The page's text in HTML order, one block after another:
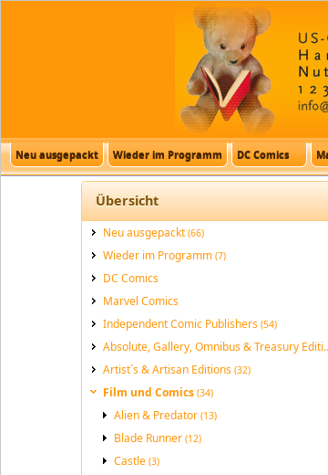
Neu ausgepackt Wieder im Programm DC Comics
Übersicht
Neu ausgepackt (66)
Wieder im Programm (7)
DC Comics
Marvel Comics
Independent Comic Publishers (54)
Absolute, Gallery, Omnibus & Treasury Editions
Artist´s & Artisan Editions (32)
Film und Comics (34)
Alien & Predator (13)
Blade Runner (12)
Castle (3)